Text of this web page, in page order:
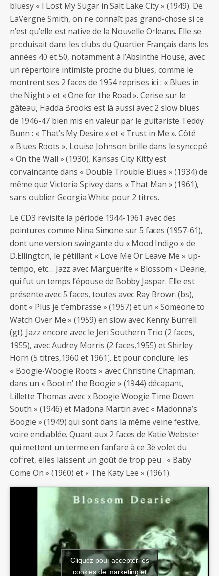
bluesy « I Lost My Sugar in Salt Lake City » (1949). De
LaVergne Smith, on ne connaît pas grand-chose si ce
n’est qu’elle est native de la Nouvelle Orleans. Elle se
produisait dans les clubs du Quartier Français dans les
années 40 et 50, notamment à l’Absinthe House, avec
un répertoire intimiste proche du blues, comme le
montrent ses 2 faces de 1954 reprises ici : « Blues in
the Night » et « One for the Road ». Cerise sur le
gâteau, Hadda Brooks est là aussi avec 2 slow blues
de 1946-47 bien mis en valeur par le guitariste Teddy
Bunn : « That’s My Desire » et « Trust in Me ». Côté
« Blues Roots », Louise Johnson brille dans le syncopé
« On the Wall » (1930), Kansas City Kitty est
convaincante dans « Double Trouble Blues » (1934) de
même que Victoria Spivey dans « That Man » (1961),
sans oublier Georgia White pour 2 titres.
Le CD3 revisite la période 1944-1961 avec des
pointures comme Nina Simone sur 5 faces (1957-61),
dont une version swingante du « Mood Indigo » de
D.Ellington, le pétillant « Love Me Or Leave Me » up-
tempo, etc… Jazz avec Marguerite « Blossom » Dearie,
qui fut un temps l’épouse de Bobby Jaspar. Elle est
présente avec 5 faces, toutes avec Ray Brown (bs),
dont « Plus je t’embrasse » (1957) et un « Someone to
Watch Over Me » (1959) en slow avec Kenny Burrell
(gt). Jazz encore avec le Jeri Southern Trio (2 faces,
1955), avec Audrey Morris (2 faces,1955) et Shirley
Horn (5 titres,1960 et 1961). Et pour conclure, les
« Boogie-Woogie Roots » avec Christine Chapman,
dans un « Bootin’ the Boogie » (1944) décapant,
Lillette Thomas avec « Boogie Woogie Time Down
South » (1946) et Madona Martin avec « Madonna’s
Boogie » (1949) qui sont dans la même veine festive,
voire endiablée. Quant aux 2 faces de Katie Webster
qui mettent un terme en fanfare à ce 3è volet du
coffret, elles laissent un goût de trop peu : « Baby
Come On » (1960) et « The Katy Lee » (1961).
Cliquez pour accepter les
cookies de marketing et